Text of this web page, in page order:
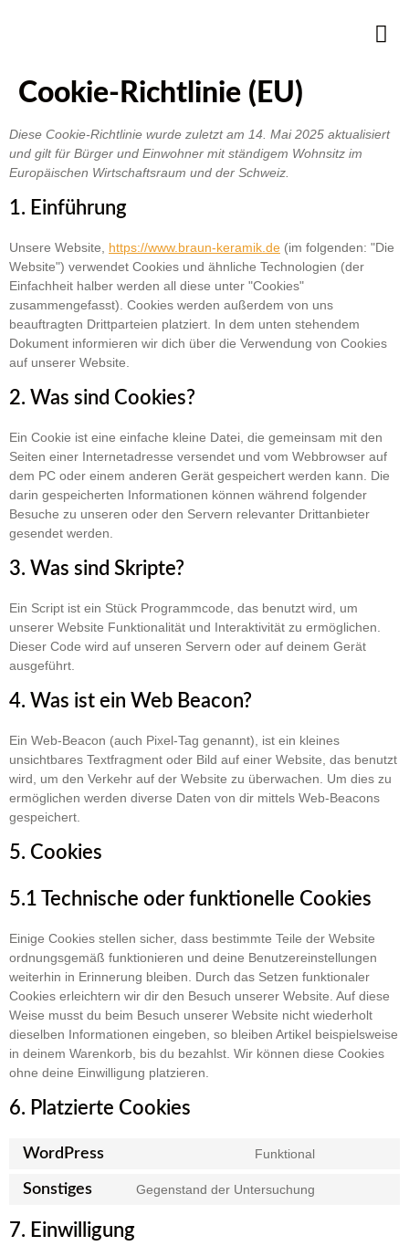
Cookie-Richtlinie (EU)
Diese Cookie-Richtlinie wurde zuletzt am 14. Mai 2025 aktualisiert
und gilt für Bürger und Einwohner mit ständigem Wohnsitz im
Europäischen Wirtschaftsraum und der Schweiz.
1. Einführung
Unsere Website, https://www.braun-keramik.de (im folgenden: "Die
Website") verwendet Cookies und ähnliche Technologien (der
Einfachheit halber werden all diese unter "Cookies"
zusammengefasst). Cookies werden außerdem von uns
beauftragten Drittparteien platziert. In dem unten stehendem
Dokument informieren wir dich über die Verwendung von Cookies
auf unserer Website.
2. Was sind Cookies?
Ein Cookie ist eine einfache kleine Datei, die gemeinsam mit den
Seiten einer Internetadresse versendet und vom Webbrowser auf
dem PC oder einem anderen Gerät gespeichert werden kann. Die
darin gespeicherten Informationen können während folgender
Besuche zu unseren oder den Servern relevanter Drittanbieter
gesendet werden.
3. Was sind Skripte?
Ein Script ist ein Stück Programmcode, das benutzt wird, um
unserer Website Funktionalität und Interaktivität zu ermöglichen.
Dieser Code wird auf unseren Servern oder auf deinem Gerät
ausgeführt.
4. Was ist ein Web Beacon?
Ein Web-Beacon (auch Pixel-Tag genannt), ist ein kleines
unsichtbares Textfragment oder Bild auf einer Website, das benutzt
wird, um den Verkehr auf der Website zu überwachen. Um dies zu
ermöglichen werden diverse Daten von dir mittels Web-Beacons
gespeichert.
5. Cookies
5.1 Technische oder funktionelle Cookies
Einige Cookies stellen sicher, dass bestimmte Teile der Website
ordnungsgemäß funktionieren und deine Benutzereinstellungen
weiterhin in Erinnerung bleiben. Durch das Setzen funktionaler
Cookies erleichtern wir dir den Besuch unserer Website. Auf diese
Weise musst du beim Besuch unserer Website nicht wiederholt
dieselben Informationen eingeben, so bleiben Artikel beispielsweise
in deinem Warenkorb, bis du bezahlst. Wir können diese Cookies
ohne deine Einwilligung platzieren.
6. Platzierte Cookies
WordPress Funktional
Sonstiges Gegenstand der Untersuchung
7. Einwilligung